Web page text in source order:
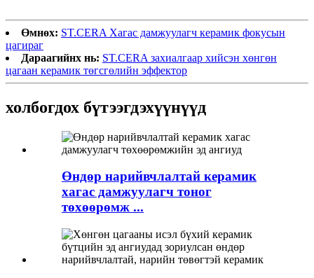
Өмнөх: ST.CERA Хагас дамжуулагч керамик фокусын
цагираг
Дараагийнх нь: ST.CERA захиалгаар хийсэн хөнгөн
цагаан керамик төгсгөлийн эффектор
холбогдох бүтээгдэхүүнүүд
Өндөр нарийвчлалтай керамик
хагас дамжуулагч тоног
төхөөрөмж ...